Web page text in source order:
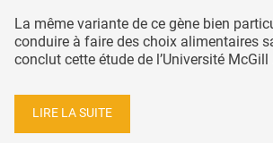
La même variante de ce gène bien
conduire à faire des choix alimentaires
conclut cette étude de l’Université McGill
LIRE LA SUITE